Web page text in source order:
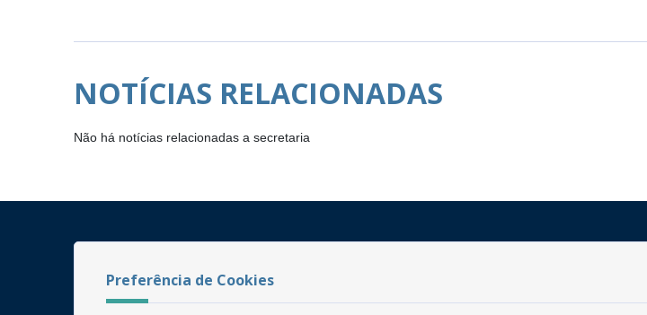
NOTÍCIAS RELACIONADAS
Não há notícias relacionadas a secretaria
Preferência de Cookies